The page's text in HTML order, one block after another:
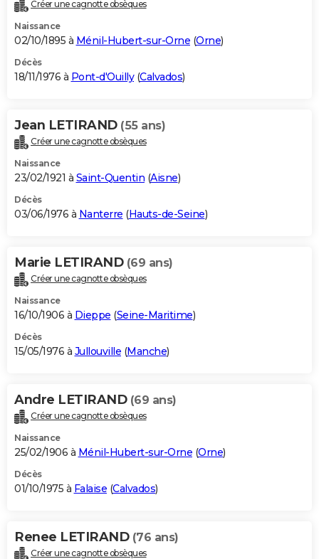
Créer une cagnotte obsèques
Naissance
02/10/1895 à Ménil-Hubert-sur-Orne (Orne)
Décès
18/11/1976 à Pont-d'Ouilly(Calvados)
Jean LETIRAND (55 ans)
Créer une cagnotte obsèques
Naissance
23/02/1921 à Saint-Quentin (Aisne)
Décès
03/06/1976 à Nanterre (Hauts-de-Seine)
Marie LETIRAND (69 ans)
Créer une cagnotte obsèques
Naissance
16/10/1906 à Dieppe (Seine-Maritime)
Décès
15/05/1976 à Jullouville (Manche)
Andre LETIRAND (69 ans)
Créer une cagnotte obsèques
Naissance
25/02/1906 à Ménil-Hubert-sur-Orne (Orne)
Décès
01/10/1975 à Falaise (Calvados)
Renee LETIRAND (76 ans)
Créer une cagnotte obsèques